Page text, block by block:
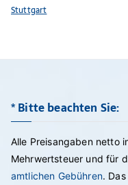
Stuttgart
* Bitte beachten Sie:
Alle Preisangaben netto
Mehrwertsteuer und für
amtlichen Gebühren.